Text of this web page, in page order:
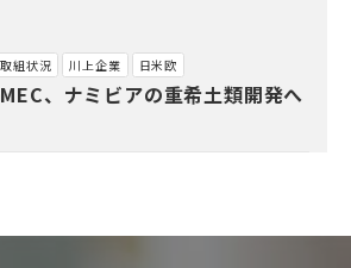
組状況 川上企業 日米欧
、ナミビアの重希土類開発へ